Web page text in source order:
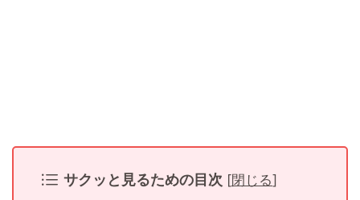
サクッと見るための目次 [閉じる]